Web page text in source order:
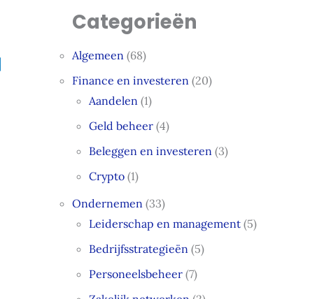
Categorieën
Algemeen (68)
Finance en investeren (20)
Aandelen (1)
Geld beheer (4)
Beleggen en investeren (3)
Crypto (1)
Ondernemen (33)
Leiderschap en management (5)
Bedrijfsstrategieën (5)
Personeelsbeheer (7)